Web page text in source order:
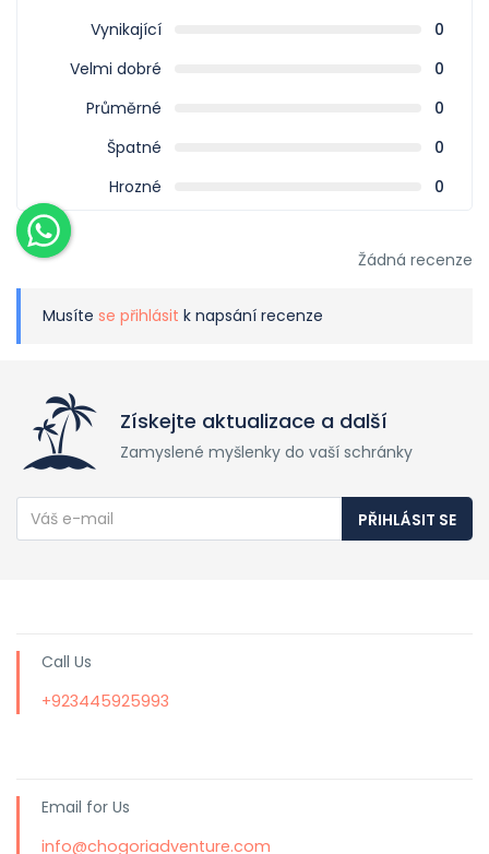
Vynikající
0
Velmi dobré
0
Průměrné
0
Špatné
0
Hrozné
0
Žádná recenze
Musíte se přihlásit k napsání recenze
Získejte aktualizace a další
Zamyslené myšlenky do vaší schránky
PŘIHLÁSIT SE
Call Us
+923445925993
Email for Us
info@chogoriadventure.com